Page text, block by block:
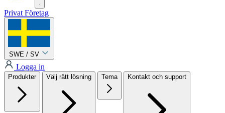
Privat Företag
SWE / SV
Logga in
Produkter Välj rätt lösning Tema Kontakt och support